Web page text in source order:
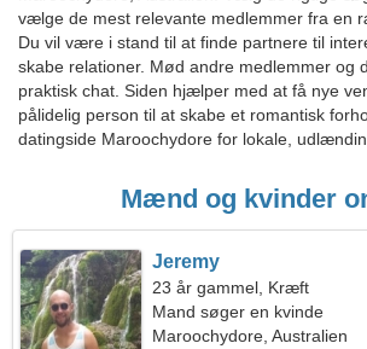
vælge de mest relevante medlemmer fra en
Du vil være i stand til at finde partnere til
skabe relationer. Mød andre medlemmer og
praktisk chat. Siden hjælper med at få nye
pålidelig person til at skabe et romantisk
datingside Maroochydore for lokale,
Mænd og kvinder
Jeremy
23 år gammel, Kræft
Mand søger en kvinde
Maroochydore, Australien